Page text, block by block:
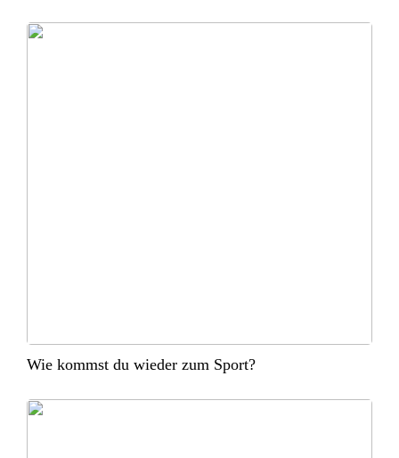
Wie kommst du wieder zum Sport?